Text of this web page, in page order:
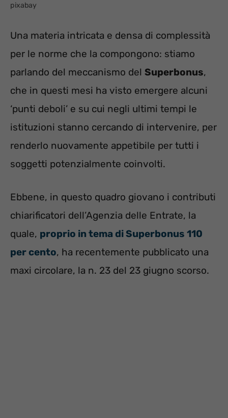
pixabay
Una materia intricata e densa di complessità
per le norme che la compongono: stiamo
parlando del meccanismo del Superbonus,
che in questi mesi ha visto emergere alcuni
‘punti deboli’ e su cui negli ultimi tempi le
istituzioni stanno cercando di intervenire, per
renderlo nuovamente appetibile per tutti i
soggetti potenzialmente coinvolti.
Ebbene, in questo quadro giovano i contributi
chiarificatori dell’Agenzia delle Entrate, la
quale, proprio in tema di Superbonus 110
per cento, ha recentemente pubblicato una
maxi circolare, la n. 23 del 23 giugno scorso.